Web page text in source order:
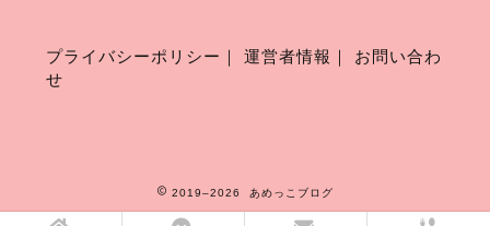
プライバシーポリシー ｜ 運営者情報 ｜
お問い合わ
せ
2019–2026 あめっこブログ